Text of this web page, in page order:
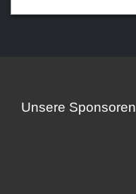
Unsere Sponsoren